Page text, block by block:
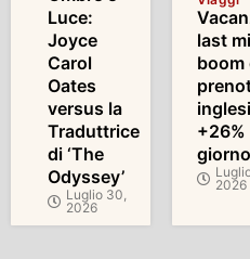
Luce:
Joyce
Carol
Oates
versus la
Traduttrice
di ‘The
Odyssey’
Luglio 30,
2026
last
boom
inglesi
+26%
giorno
2026